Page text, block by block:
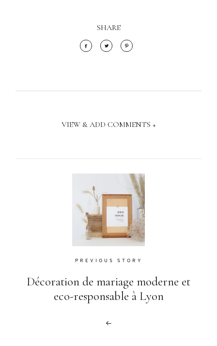
SHARE
VIEW & ADD COMMENTS +
PREVIOUS STORY
Décoration de mariage moderne et
eco-responsable à Lyon